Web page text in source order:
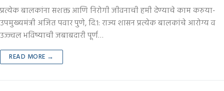
प्रत्येक बालकांना सशक्त आणि निरोगी जीवनाची हमी देण्याचे काम करुया-
उपमुख्यमंत्री अजित पवार पुणे, दि.१: राज्य शासन प्रत्येक बालकांचे आरोग्य व
उज्ज्वल भविष्याची जबाबदारी पूर्ण…
READ MORE →